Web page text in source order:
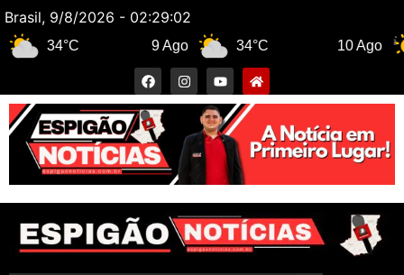
Brasil, 9/8/2026 - 02:29:03
34°C 34°C 10 Ago